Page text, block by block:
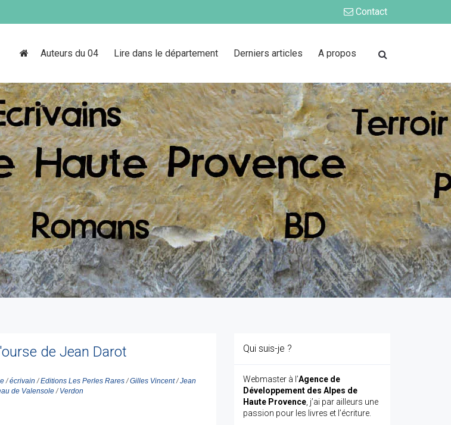
Contact
Auteurs du 04 Lire dans le département Derniers articles A propos
de Jean Darot
/écrivain /Editions Les Perles Rares/Gilles Vincent/Jean
de Valensole/ Verdon
Qui suis-je ?
Webmaster à l’Agence de
Développement des Alpes de
Haute Provence, j’ai par ailleurs une
passion pour les livres et l’écriture.